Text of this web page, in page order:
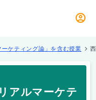
ーケティング論」を含む授業
アルマーケテ